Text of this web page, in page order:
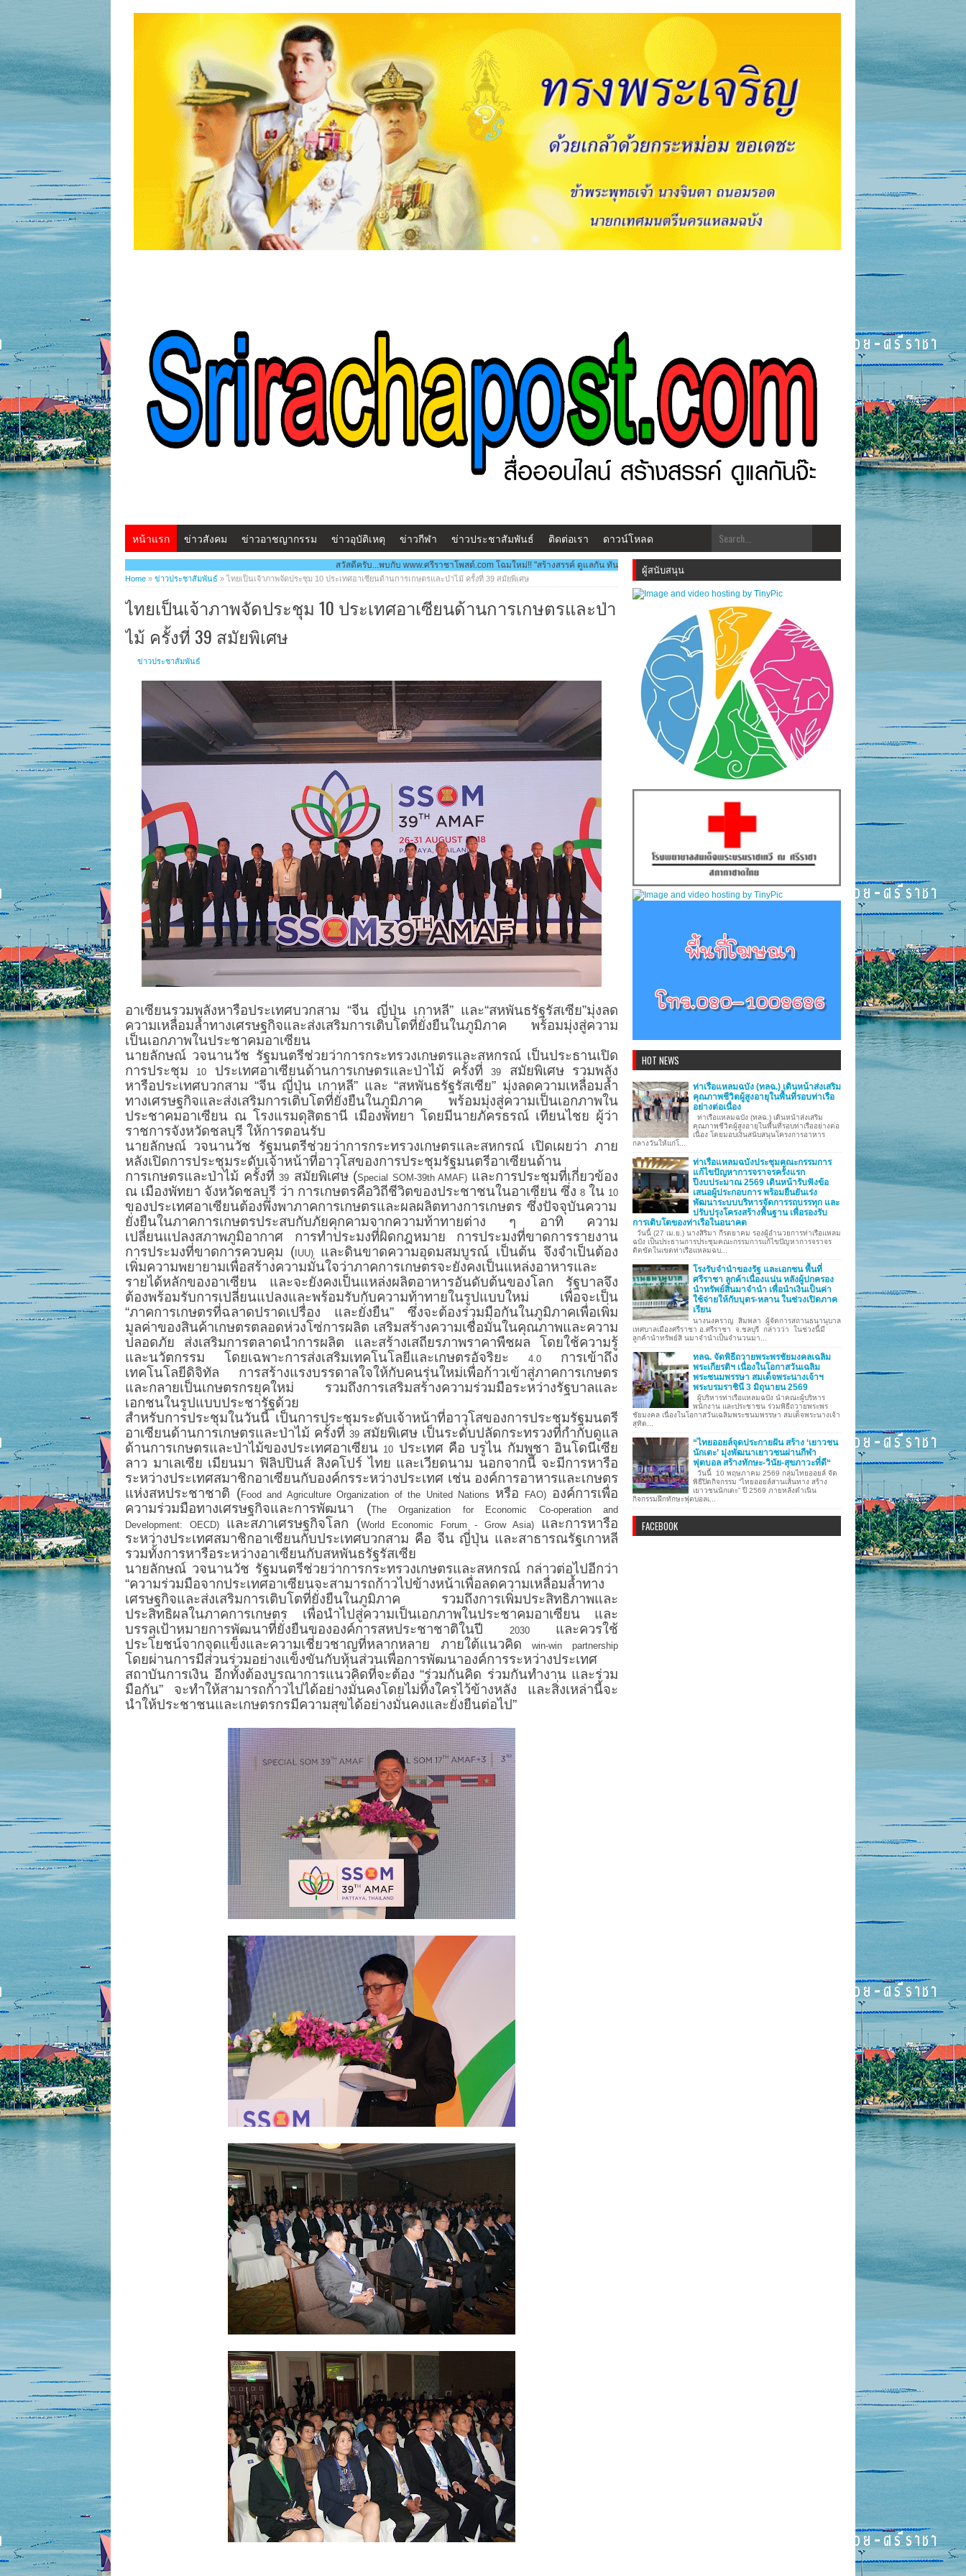
หน้าแรก ข่าวสังคม ข่าวอาชญากรรม ข่าวอุบัติเหตุ ข่าวกีฬา ข่าวประชาสัมพันธ์ ติดต่อเรา ดาวน์โหลด
สวัสดีครับ...พบกับ www.ศรีราชาโพสต์.com โฉมใหม่!! "สร้างสรรค์ ดูแลกัน ทันเหตุการณ์" ***สวัสดีครับ...พบกับ www.ศรีราชาโพสต์.com โฉมใหม่!! "สร้างสรรคฺ์ ดูแลกัน ทันเหตุการณ์" ***ประชาสั
Home » ข่าวประชาสัมพันธ์ »ไทยเป็นเจ้าภาพจัดประชุม 10 ประเทศอาเซียนด้านการเกษตรและป่าไม้ ครั้งที่ 39 สมัยพิเศษ
ไทยเป็นเจ้าภาพจัดประชุม 10 ประเทศอาเซียนด้านการเกษตรและป่า
ไม้ ครั้งที่ 39 สมัยพิเศษ
ข่าวประชาสัมพันธ์
อาเซียนรวมพลังหารือประเทศบวกสาม “จีน ญี่ปุ่น เกาหลี” และ“สหพันธรัฐรัสเซีย”มุ่งลด
ความเหลื่อมล้ำทางเศรษฐกิจและส่งเสริมการเติบโตที่ยั่งยืนในภูมิภาค พร้อมมุ่งสู่ความ
เป็นเอกภาพในประชาคมอาเซียน
นายลักษณ์ วจนานวัช รัฐมนตรีช่วยว่าการกระทรวงเกษตรและสหกรณ์ เป็นประธานเปิด
การประชุม
10 ประเทศอาเซียนด้านการเกษตรและป่าไม้ ครั้งที่39
สมัยพิเศษ รวมพลัง
หารือประเทศบวกสาม “จีน ญี่ปุ่น เกาหลี” และ “สหพันธรัฐรัสเซีย” มุ่งลดความเหลื่อมล้ำ
ทางเศรษฐกิจและส่งเสริมการเติบโตที่ยั่งยืนในภูมิภาค พร้อมมุ่งสู่ความเป็นเอกภาพใน
ประชาคมอาเซียน ณ โรงแรมดุสิตธานี เมืองพัทยา โดยมีนายภัครธรณ์ เทียนไชย ผู้ว่า
ราชการจังหวัดชลบุรี ให้การตอนรับ
นายลักษณ์ วจนานวัช รัฐมนตรีช่วยว่าการกระทรวงเกษตรและสหกรณ์ เปิดเผยว่า ภาย
หลังเปิดการประชุมระดับเจ้าหน้าที่อาวุโสของการประชุมรัฐมนตรีอาเซียนด้าน
การเกษตรและป่าไม้ ครั้งที่39 สมัยพิเศษ (Special SOM-39th AMAF) และการประชุมที่เกี่ยวข้อง
ณ เมืองพัทยา จังหวัดชลบุรี ว่า การเกษตรคือวิถีชีวิตของประชาชนในอาเซียน ซึ่ง 8 ใน 10
ของประเทศอาเซียนต้องพึ่งพาภาคการเกษตรและผลผลิตทางการเกษตร ซึ่งปัจจุบันความ
ยั่งยืนในภาคการเกษตรประสบกับภัยคุกคามจากความท้าทายต่าง ๆ อาทิ ความ
เปลี่ยนแปลงสภาพภูมิอากาศ การทำประมงที่ผิดกฎหมาย การประมงที่ขาดการรายงาน
การประมงที่ขาดการควบคุม (IUU) และดินขาดความอุดมสมบูรณ์ เป็นต้น จึงจำเป็นต้อง
เพิ่มความพยายามเพื่อสร้างความมั่นใจว่าภาคการเกษตรจะยังคงเป็นแหล่งอาหารและ
รายได้หลักของอาเซียน และจะยังคงเป็นแหล่งผลิตอาหารอันดับต้นของโลก รัฐบาลจึง
ต้องพร้อมรับการเปลี่ยนแปลงและพร้อมรับกับความท้าทายในรูปแบบใหม่ เพื่อจะเป็น
“ภาคการเกษตรที่ฉลาดปราดเปรื่อง และยั่งยืน” ซึ่งจะต้องร่วมมือกันในภูมิภาคเพื่อเพิ่ม
มูลค่าของสินค้าเกษตรตลอดห่วงโซ่การผลิต เสริมสร้างความเชื่อมั่นในคุณภาพและความ
ปลอดภัย ส่งเสริมการตลาดนำการผลิต และสร้างเสถียรภาพราคาพืชผล โดยใช้ความรู้
และนวัตกรรม โดยเฉพาะการส่งเสริมเทคโนโลยีและเกษตรอัจริยะ
4.0
การเข้าถึง
เทคโนโลยีดิจิทัล การสร้างแรงบรรดาลใจให้กับคนรุ่นใหม่เพื่อก้าวเข้าสู่ภาคการเกษตร
และกลายเป็นเกษตรกรยุคใหม่ รวมถึงการเสริมสร้างความร่วมมือระหว่างรัฐบาลและ
เอกชนในรูปแบบประชารัฐด้วย
สำหรับการประชุมในวันนี้ เป็นการประชุมระดับเจ้าหน้าที่อาวุโสของการประชุมรัฐมนตรี
อาเซียนด้านการเกษตรและป่าไม้ ครั้งที่ 39สมัยพิเศษ เป็นระดับปลัดกระทรวงที่กำกับดูแล
ด้านการเกษตรและป่าไม้ของประเทศอาเซียน 10 ประเทศ คือ บรูไน กัมพูชา อินโดนีเซีย
ลาว มาเลเซีย เมียนมา ฟิลิปปินส์ สิงคโปร์ ไทย และเวียดนาม นอกจากนี้ จะมีการหารือ
ระหว่างประเทศสมาชิกอาเซียนกับองค์กรระหว่างประเทศ เช่น องค์การอาหารและเกษตร
แห่งสหประชาชาติ (Food and Agriculture Organization of the United Nations หรือ FAO) องค์การเพื่อ
ความร่วมมือทางเศรษฐกิจและการพัฒนา (The Organization for Economic Co-operation and
Development: OECD) และสภาเศรษฐกิจโลก (World Economic Forum - Grow Asia) และการหารือ
ระหว่างประเทศสมาชิกอาเซียนกับประเทศบวกสาม คือ จีน ญี่ปุ่น และสาธารณรัฐเกาหลี
รวมทั้งการหารือระหว่างอาเซียนกับสหพันธรัฐรัสเซีย
นายลักษณ์ วจนานวัช รัฐมนตรีช่วยว่าการกระทรวงเกษตรและสหกรณ์ กล่าวต่อไปอีกว่า
“ความร่วมมือจากประเทศอาเซียนจะสามารถก้าวไปข้างหน้าเพื่อลดความเหลื่อมล้ำทาง
เศรษฐกิจและส่งเสริมการเติบโตที่ยั่งยืนในภูมิภาค รวมถึงการเพิ่มประสิทธิภาพและ
ประสิทธิผลในภาคการเกษตร เพื่อนำไปสู่ความเป็นเอกภาพในประชาคมอาเซียน และ
บรรลุเป้าหมายการพัฒนาที่ยั่งยืนขององค์การสหประชาชาติในปี
2030 และควรใช้
ประโยชน์จากจุดแข็งและความเชี่ยวชาญที่หลากหลาย ภายใต้แนวคิดwin-win partnership
โดยผ่านการมีส่วนร่วมอย่างแข็งขันกับหุ้นส่วนเพื่อการพัฒนาองค์การระหว่างประเทศ
สถาบันการเงิน อีกทั้งต้องบูรณาการแนวคิดที่จะต้อง “ร่วมกันคิด ร่วมกันทำงาน และร่วม
มือกัน” จะทำให้สามารถก้าวไปได้อย่างมั่นคงโดยไม่ทิ้งใครไว้ข้างหลัง และสิ่งเหล่านี้จะ
นำให้ประชาชนและเกษตรกรมีความสุขได้อย่างมั่นคงและยั่งยืนต่อไป”
ผู้สนับสนุน
HOT NEWS
ท่าเรือแหลมฉบัง (ทลฉ.) เดินหน้าส่งเสริม
คุณภาพชีวิตผู้สูงอายุในพื้นที่รอบท่าเรือ
อย่างต่อเนื่อง
ท่าเรือแหลมฉบัง (ทลฉ.) เดินหน้าส่งเสริม
คุณภาพชีวิตผู้สูงอายุในพื้นที่รอบท่าเรืออย่างต่อ
เนื่อง โดยมอบเงินสนับสนุนโครงการอาหาร
กลางวันให้แก่โ...
ท่าเรือแหลมฉบังประชุมคณะกรรมการ
แก้ไขปัญหาการจราจรครั้งแรก
ปีงบประมาณ 2569 เดินหน้ารับฟังข้อ
เสนอผู้ประกอบการ พร้อมยืนยันเร่ง
พัฒนาระบบบริหารจัดการรถบรรทุก และ
ปรับปรุงโครงสร้างพื้นฐาน เพื่อรองรับ
การเติบโตของท่าเรือในอนาคต
วันนี้ (27 เม.ย.) นางสิริมา กีรตยาคม รองผู้อำนวยการท่าเรือแหลม
ฉบัง เป็นประธานการประชุมคณะกรรมการแก้ไขปัญหาการจราจร
ติดขัดในเขตท่าเรือแหลมฉบ...
โรงรับจำนำของรัฐ และเอกชน พื้นที่
ศรีราชา ลูกค้าเนื่องแน่น หลังผู้ปกครอง
นำทรัพย์สินมาจำนำ เพื่อนำเงินเป็นค่า
ใช้จ่ายให้กับบุตร-หลาน ในช่วงเปิดภาค
เรียน
นางนงคราญ สิมพลา ผู้จัดการสถานธนานุบาล
เทศบาลเมืองศรีราชา อ.ศรีราชา จ.ชลบุรี กล่าวว่า ในช่วงนี้มี
ลูกค้านำทรัพย์สิ นมาจำนำเป็นจำนวนมา...
ทลฉ. จัดพิธีถวายพระพรชัยมงคลเฉลิม
พระเกียรติฯ เนื่องในโอกาสวันเฉลิม
พระชนมพรรษา สมเด็จพระนางเจ้าฯ
พระบรมราชินี 3 มิถุนายน 2569
ผู้บริหารท่าเรือแหลมฉบัง นำคณะผู้บริหาร
พนักงาน และประชาชน ร่วมพิธีถวายพระพร
ชัยมงคล เนื่องในโอกาสวันเฉลิมพระชนมพรรษา สมเด็จพระนางเจ้า
สุทิด...
“ไทยออยล์จุดประกายฝัน สร้าง ‘เยาวชน
นักเตะ’ มุ่งพัฒนาเยาวชนผ่านกีฬา
ฟุตบอล สร้างทักษะ-วินัย-สุขภาวะที่ดี“
วันนี้ 10 พฤษภาคม 2569 กลุ่มไทยออยล์ จัด
พิธีปิดกิจกรรม “ไทยออยล์สานเส้นทาง สร้าง
เยาวชนนักเตะ” ปี 2569 ภายหลังดำเนิน
กิจกรรมฝึกทักษะฟุตบอลเ...
FACEBOOK